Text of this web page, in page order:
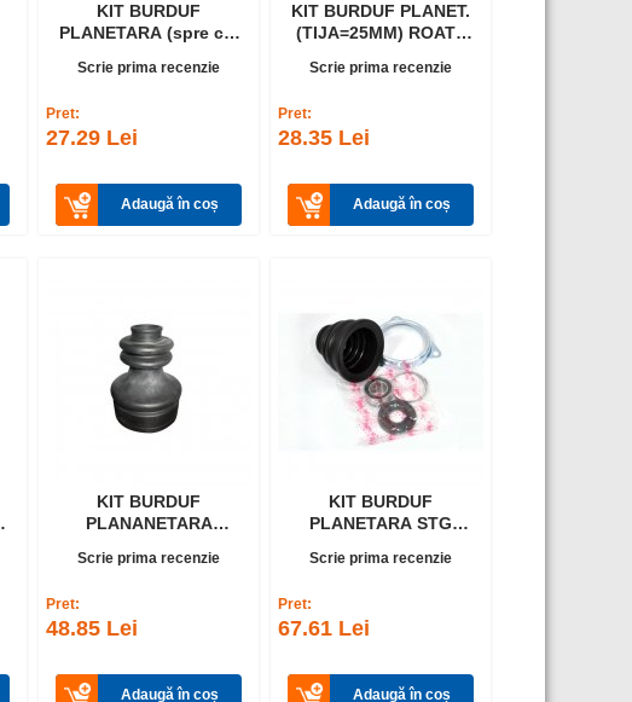
KIT BURDUF
PLANETARA (spre cv)
Scrie prima recenzie
Pret:
27.29 Lei
Adaugă în coș
KIT BURDUF PLANET.
(TIJA=25MM) ROATA
Scrie prima recenzie
Pret:
28.35 Lei
Adaugă în coș
KIT BURDUF
PLANANETARA
Scrie prima recenzie
Pret:
48.85 Lei
Adaugă în coș
KIT BURDUF
PLANETARA STG
)SN/SZ/LOGAN
Scrie prima recenzie
Pret:
67.61 Lei
Adaugă în coș